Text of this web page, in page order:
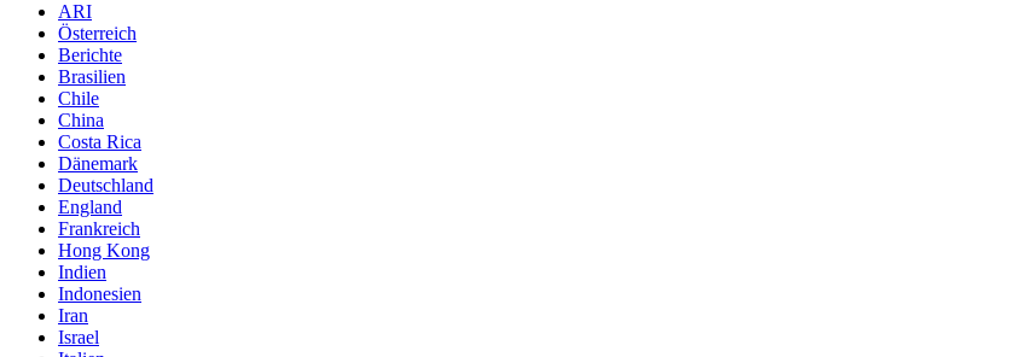
ARI
Österreich
Berichte
Brasilien
Chile
China
Costa Rica
Dänemark
Deutschland
England
Frankreich
Hong Kong
Indien
Indonesien
Iran
Israel